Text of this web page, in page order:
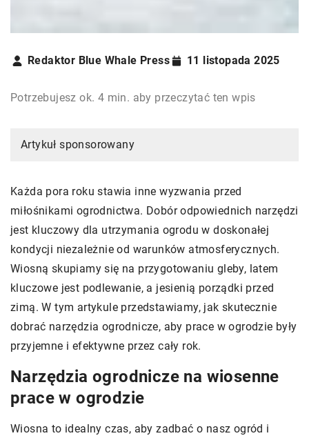
Redaktor Blue Whale Press 11 listopada 2025
Potrzebujesz ok. 4 min. aby przeczytać ten wpis
Artykuł sponsorowany
Każda pora roku stawia inne wyzwania przed
miłośnikami ogrodnictwa. Dobór odpowiednich narzędzi
jest kluczowy dla utrzymania ogrodu w doskonałej
kondycji niezależnie od warunków atmosferycznych.
Wiosną skupiamy się na przygotowaniu gleby, latem
kluczowe jest podlewanie, a jesienią porządki przed
zimą. W tym artykule przedstawiamy, jak skutecznie
dobrać narzędzia ogrodnicze, aby prace w ogrodzie były
przyjemne i efektywne przez cały rok.
Narzędzia ogrodnicze na wiosenne
prace w ogrodzie
Wiosna to idealny czas, aby zadbać o nasz ogród i